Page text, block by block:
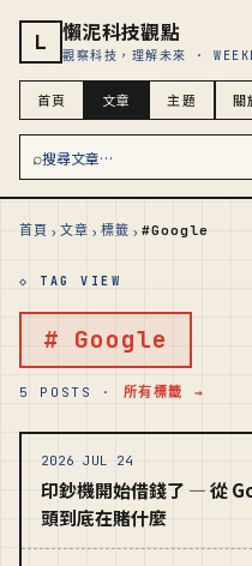
L 懶泥科技觀點
觀察科技，理解未來 ·
⌕搜尋文章…
首頁 文章 主題 關
首頁 › 文章 › 標籤 › #Google
◇ TAG VIEW
# Google
5 POSTS · 所有標籤 →
2026 JUL 24
印鈔機開始借錢了 — 從
頭到底在賭什麼